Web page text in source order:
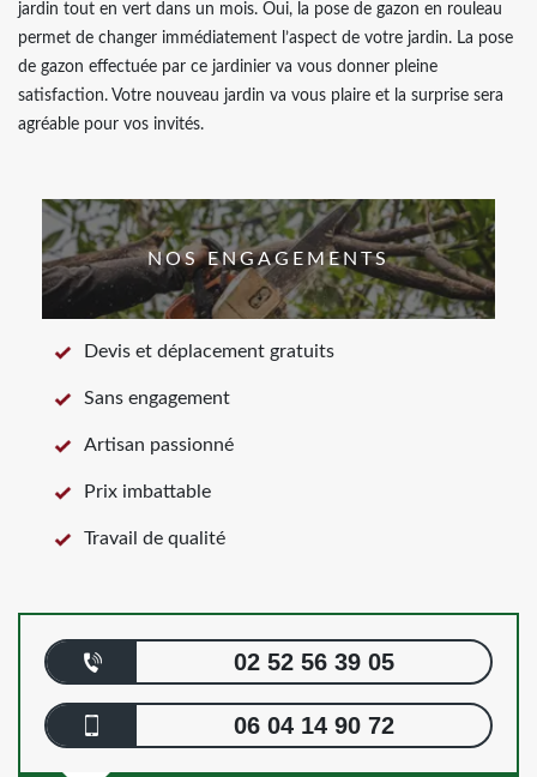
jardin tout en vert dans un mois. Oui, la pose de gazon en rouleau
permet de changer immédiatement l’aspect de votre jardin. La pose
de gazon effectuée par ce jardinier va vous donner pleine
satisfaction. Votre nouveau jardin va vous plaire et la surprise sera
agréable pour vos invités.
NOS ENGAGEMENTS
Devis et déplacement gratuits
Sans engagement
Artisan passionné
Prix imbattable
Travail de qualité
02 52 56 39 05
06 04 14 90 72